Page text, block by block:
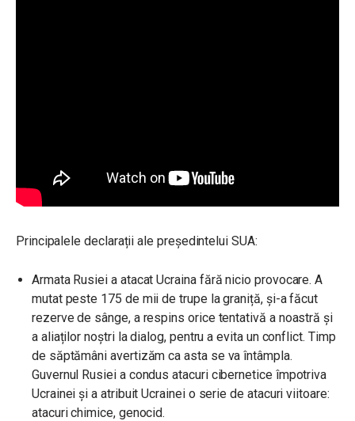
Principalele declarații ale președintelui SUA:
Armata Rusiei a atacat Ucraina fără nicio provocare. A
mutat peste 175 de mii de trupe la graniță, și-a făcut
rezerve de sânge, a respins orice tentativă a noastră și
a aliaților noștri la dialog, pentru a evita un conflict. Timp
de săptămâni avertizăm ca asta se va întâmpla.
Guvernul Rusiei a condus atacuri cibernetice împotriva
Ucrainei și a atribuit Ucrainei o serie de atacuri viitoare:
atacuri chimice, genocid.